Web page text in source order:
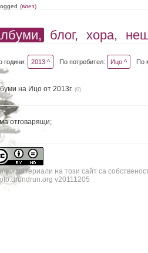
(влез)
блог, хора,
години: 2013 ^ По потребител: Ицо ^ По
на Ицо от 2013г. (0)
отговарящи;
материали на този сайт са
v20111205